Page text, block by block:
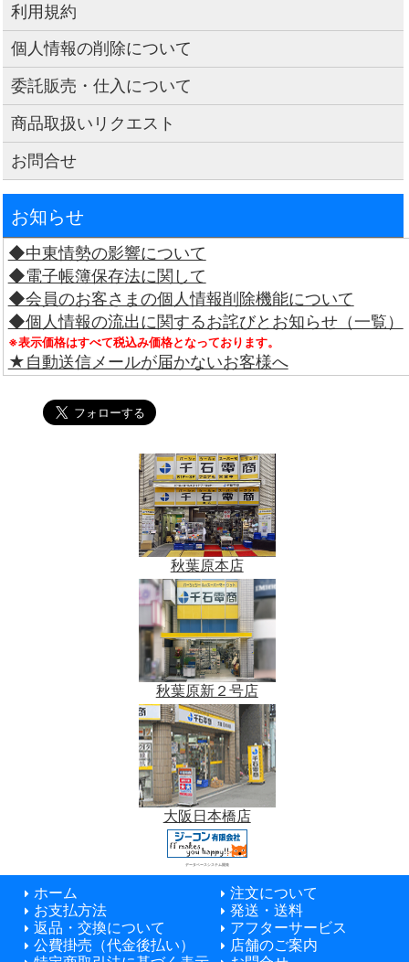
利用規約
個人情報の削除について
委託販売・仕入について
商品取扱いリクエスト
お問合せ
お知らせ
◆中東情勢の影響について
◆電子帳簿保存法に関して
◆会員のお客さまの個人情報削除機能について
◆個人情報の流出に関するお詫びとお知らせ（一覧）
※表示価格はすべて税込み価格となっております。
★自動送信メールが届かないお客様へ
秋葉原本店
秋葉原新２号店
大阪日本橋店
データベースシステム開発
ホーム
注文について
お支払方法
発送・送料
返品・交換について
アフターサービス
公費掛売（代金後払い）
店舗のご案内